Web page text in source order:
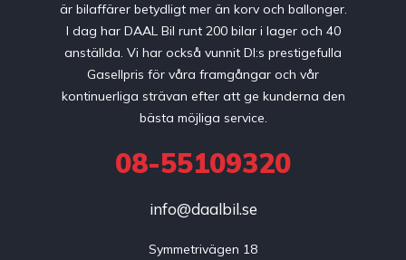
är bilaffärer betydligt mer än korv och ballonger.
I dag har DAAL Bil runt 200 bilar i lager och 40
anställda. Vi har också vunnit DI:s prestigefulla
Gasellpris för våra framgångar och vår
kontinuerliga strävan efter att ge kunderna den
bästa möjliga service.
08-55109320
info@daalbil.se
Symmetrivägen 18